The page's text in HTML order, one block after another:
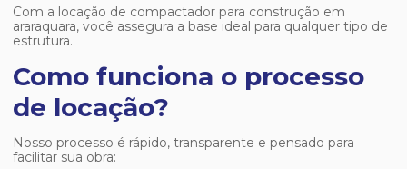
Com a locação de compactador para construção em
araraquara, você assegura a base ideal para qualquer tipo de
estrutura.
Como funciona o processo
de locação?
Nosso processo é rápido, transparente e pensado para
facilitar sua obra: